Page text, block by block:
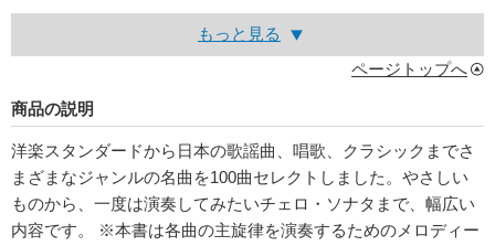
もっと見る
ページトップへ
商品の説明
洋楽スタンダードから日本の歌謡曲、唱歌、クラシックまでさ
まざまなジャンルの名曲を100曲セレクトしました。やさしい
ものから、一度は演奏してみたいチェロ・ソナタまで、幅広い
内容です。 ※本書は各曲の主旋律を演奏するためのメロディー